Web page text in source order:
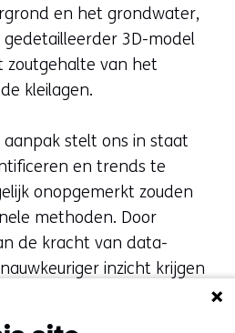
en het grondwater,
3D-model
zoutgehalte van het
kleilagen.
stelt ons in staat
en trends te
onopgemerkt zouden
methoden. Door
de kracht van data-
inzicht krijgen
tussen verschillende
zijn op het grondwater